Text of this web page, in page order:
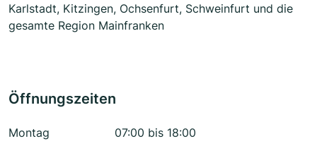
Karlstadt, Kitzingen, Ochsenfurt, Schweinfurt und die
gesamte Region Mainfranken
Öffnungszeiten
Montag
07:00 bis 18:00